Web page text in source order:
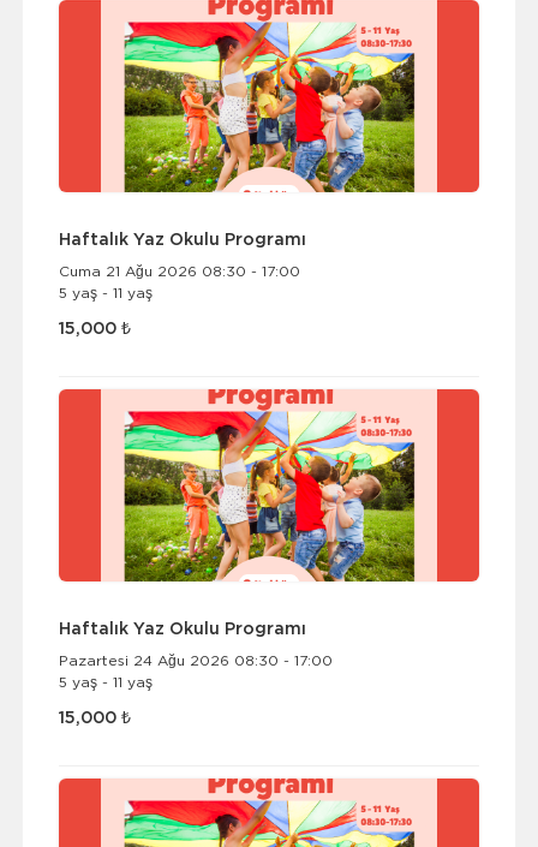
Haftalık Yaz Okulu Programı
Cuma 21 Ağu 2026 08:30 - 17:00
5 yaş - 11 yaş
15,000 ₺
Haftalık Yaz Okulu Programı
Pazartesi 24 Ağu 2026 08:30 - 17:00
5 yaş - 11 yaş
15,000 ₺